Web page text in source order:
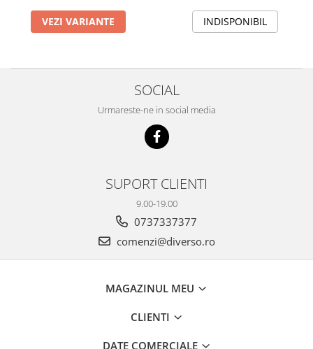
VEZI VARIANTE INDISPONIBIL
SOCIAL
Urmareste-ne in social media
SUPORT CLIENTI
9.00-19.00
0737337377
comenzi@diverso.ro
MAGAZINUL MEU
CLIENTI
DATE COMERCIALE